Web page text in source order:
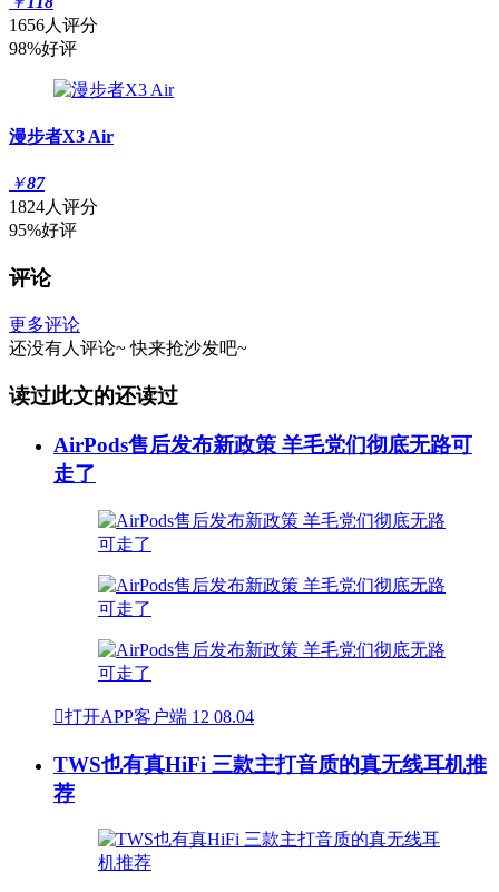
1656人评分
98%好评
漫步者X3 Air
￥87
1824人评分
95%好评
评论
更多评论
还没有人评论~ 快来抢沙发吧~
读过此文的还读过
AirPods售后发布新政策 羊毛党们彻底无路可
走了
打开APP客户端 12 08.04
TWS也有真HiFi 三款主打音质的真无线耳机推
荐